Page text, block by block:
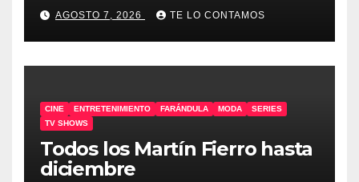
AGOSTO 7, 2026 TE LO CONTAMOS
CINE ENTRETENIMIENTO FARÁNDULA MODA
SERIES
TV SHOWS
Todos los Martín Fierro hasta
diciembre